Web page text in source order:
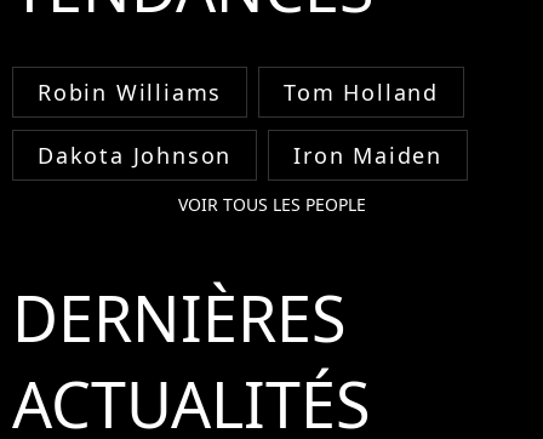
Robin Williams Tom Holland
Dakota Johnson Iron Maiden
VOIR TOUS LES PEOPLE
DERNIÈRES
ACTUALITÉS